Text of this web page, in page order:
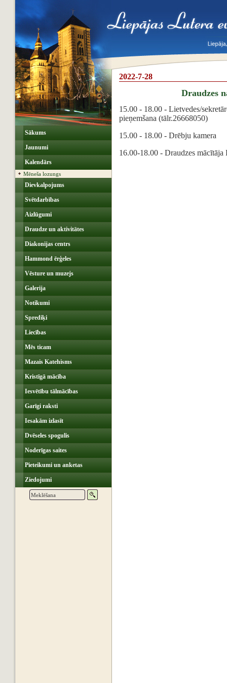
Sākums
Jaunumi
Kalendārs
Mēneša lozungs
Dievkalpojums
Svētdarbības
Aizlūgumi
Draudze un aktivitātes
Diakonijas centrs
Hammond ērģeles
Vēsture un muzejs
Galerija
Notikumi
Sprediķi
Liecības
Mēs ticam
Mazais Katehisms
Kristīgā mācība
Iesvētību tālmācības
Garīgi raksti
Iesakām izlasīt
Dvēseles spogulis
Noderīgas saites
Pieteikumi un anketas
Ziedojumi
2022-7-28
Draudzes
15.00 - 18.00 - Lietvedes/
pieņemšana (tālr.26668050)
15.00 - 18.00 - Drēbju kamera
16.00-18.00 - Draudzes mācītāja